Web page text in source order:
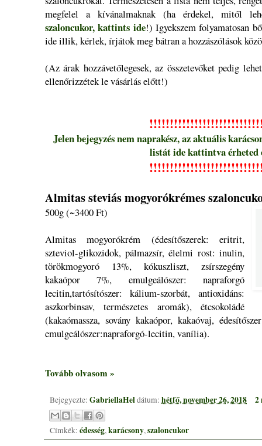
megfelel a kívánalmaknak (ha érdekel, mitől
szaloncukor, kattints ide!) Igyekszem folyamatosan
ide illik, kérlek, írjátok meg bátran a hozzászólások
(Az árak hozzávetőlegesek, az összetevőket pedig
ellenőrizzétek le vásárlás előtt!)
!!!!!!!!!!!!!!!!!!!!!!!!!
Jelen bejegyzés nem naprakész, az aktuális
listát ide kattintva érheted
!!!!!!!!!!!!!!!!!!!!!!!!!
Almitas steviás mogyorókrémes
500g (~3400 Ft)
Almitas mogyorókrém (édesítőszerek: eritrit,
szteviol-glikozidok, pálmazsír, élelmi rost: inulin,
törökmogyoró 13%, kókuszliszt, zsírszegény
kakaópor 7%, emulgeálószer: napraforgó
lecitin,tartósítószer: kálium-szorbát, antioxidáns:
aszkorbinsav, természetes aromák), étcsokoládé
(kakaómassza, sovány kakaópor, kakaóvaj,
emulgeálószer:napraforgó-lecitin, vanília).
Tovább olvasom »
Bejegyezte: GabriellaHeldátum: hétfő, november 26, 2018 2
Címkék: édesség,karácsony,szaloncukor